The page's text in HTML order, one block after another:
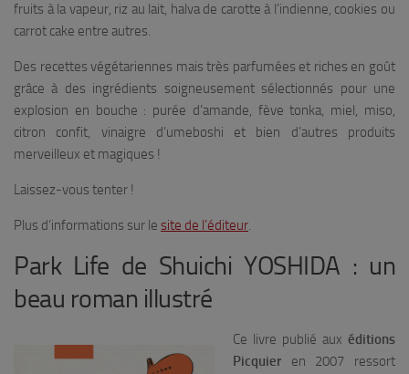
fruits à la vapeur, riz au lait, halva de carotte à l’indienne, cookies ou
carrot cake entre autres.
Des recettes végétariennes mais très parfumées et riches en goût
grâce à des ingrédients soigneusement sélectionnés pour une
explosion en bouche : purée d’amande, fève tonka, miel, miso,
citron confit, vinaigre d’umeboshi et bien d’autres produits
merveilleux et magiques !
Laissez-vous tenter !
Plus d’informations sur le site de l’éditeur.
Park Life de Shuichi YOSHIDA : un
beau roman illustré
Ce livre publié aux éditions
Picquier en 2007 ressort